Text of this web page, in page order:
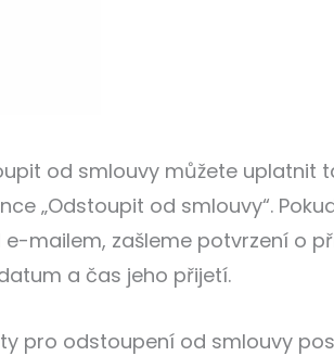
od smlouvy můžete uplatnit
„Odstoupit od smlouvy“.
e-mailem, zašleme potvrzení o
a čas jeho přijetí.
pro odstoupení od smlouvy